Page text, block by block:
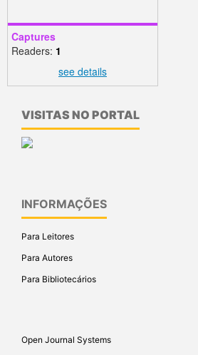
Captures
Readers: 1
see details
VISITAS NO PORTAL
INFORMAÇÕES
Para Leitores
Para Autores
Para Bibliotecários
Open Journal Systems